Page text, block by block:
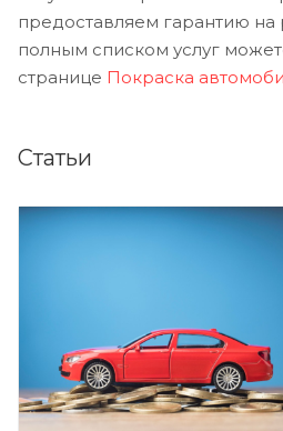
предоставляем гарантию на
полным списком услуг
странице Покраска
Статьи